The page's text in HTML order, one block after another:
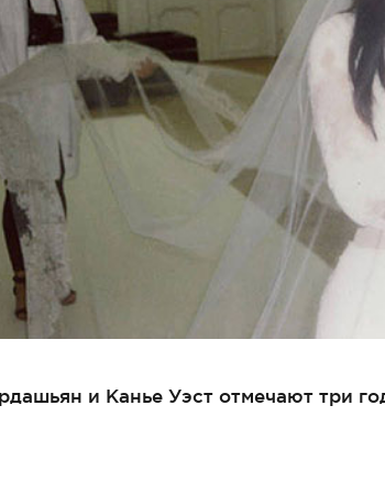
и Канье Уэст отмечают три